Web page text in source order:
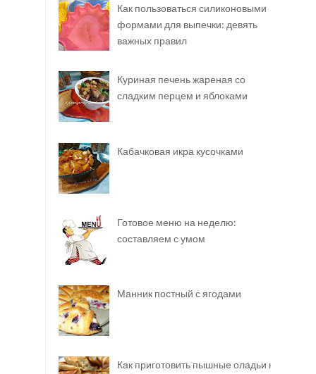
Как пользоваться силиконовыми
формами для выпечки: девять
важных правил
Куриная печень жареная со
сладким перцем и яблоками
Кабачковая икра кусочками
Готовое меню на неделю:
составляем с умом
Манник постный с ягодами
Как приготовить пышные оладьи на